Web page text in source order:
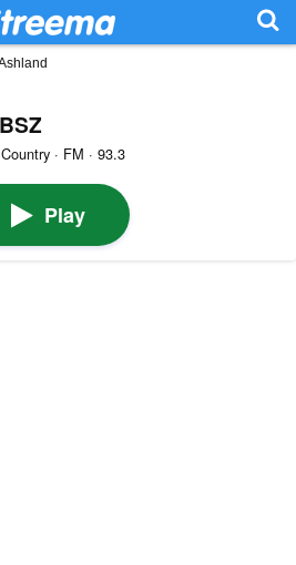
· FM · 93.3
Play